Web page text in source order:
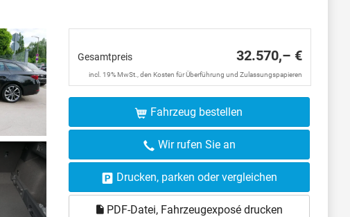
Gesamtpreis 32.570,– €
incl. 19% MwSt., den Kosten für Überführung und Zulassungspapieren
Fahrzeug bestellen
Wir rufen Sie an
Drucken, parken oder vergleichen
PDF-Datei, Fahrzeugexposé drucken